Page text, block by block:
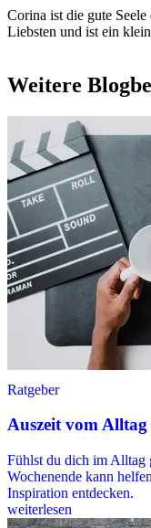
Corina ist die gute
Liebsten und ist ein
Weitere
Ratgeber
Auszeit vom Alltag
Fühlst du dich im Alltag
Wochenende kann
Inspiration entdecken.
weiterlesen